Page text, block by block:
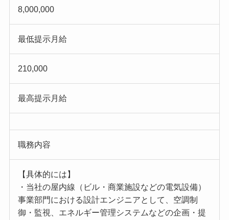
8,000,000
最低提示月給
210,000
最高提示月給
職務内容
【具体的には】
・当社の屋内線（ビル・商業施設などの電気設備）
事業部門における設計エンジニアとして、空調制
御・監視、エネルギー管理システムなどの企画・提